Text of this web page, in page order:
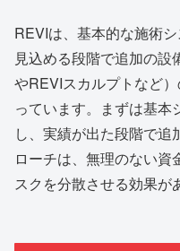
REVIは、基本的な施術
見込める段階で追加の
やREVIスカルプトなど
っています。まずは基本
し、実績が出た段階で
ローチは、無理のない資
スクを分散させる効果が